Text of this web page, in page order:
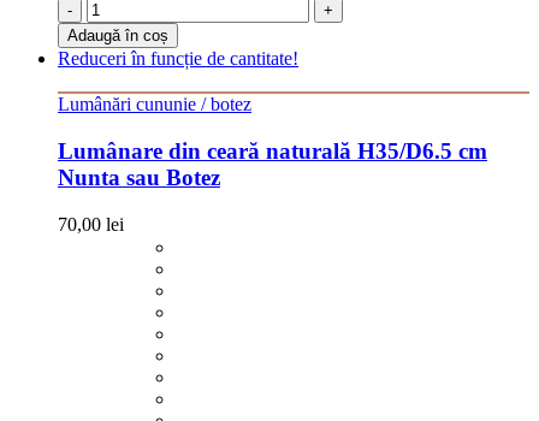
-
+
Adaugă în coș
Reduceri în funcție de cantitate!
Lumânări cununie / botez
Lumânare din ceară naturală H35/D6.5 cm
Nunta sau Botez
70,00 lei